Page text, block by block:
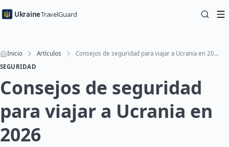
UkraineTravelGuard
Inicio Artículos
Consejos de seguridad para viajar a Ucrania en 2026
SEGURIDAD
Consejos de seguridad
para viajar a Ucrania en
2026